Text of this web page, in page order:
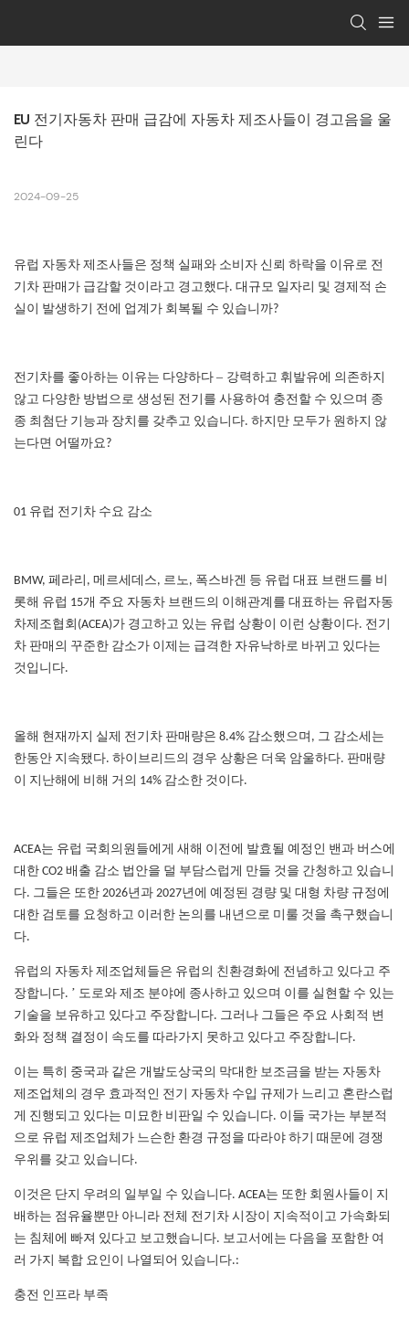
EU 전기자동차 판매 급감에 자동차 제조사들이 경고음을 울
린다
2024-09-25
유럽 ​​자동차 제조사들은 정책 실패와 소비자 신뢰 하락을 이유로 전
기차 판매가 급감할 것이라고 경고했다. 대규모 일자리 및 경제적 손
실이 발생하기 전에 업계가 회복될 수 있습니까?
전기차를 좋아하는 이유는 다양하다 – 강력하고 휘발유에 의존하지
않고 다양한 방법으로 생성된 전기를 사용하여 충전할 수 있으며 종
종 최첨단 기능과 장치를 갖추고 있습니다. 하지만 모두가 원하지 않
는다면 어떨까요?
01 유럽 전기차 수요 감소
BMW, 페라리, 메르세데스, 르노, 폭스바겐 등 유럽 대표 브랜드를 비
롯해 유럽 15개 주요 자동차 브랜드의 이해관계를 대표하는 유럽자동
차제조협회(ACEA)가 경고하고 있는 유럽 상황이 이런 상황이다. 전기
차 판매의 꾸준한 감소가 이제는 급격한 자유낙하로 바뀌고 있다는
것입니다.
올해 현재까지 실제 전기차 판매량은 8.4% 감소했으며, 그 감소세는
한동안 지속됐다. 하이브리드의 경우 상황은 더욱 암울하다. 판매량
이 지난해에 비해 거의 14% 감소한 것이다.
ACEA는 유럽 국회의원들에게 새해 이전에 발효될 예정인 밴과 버스에
대한 CO2 배출 감소 법안을 덜 부담스럽게 만들 것을 간청하고 있습니
다. 그들은 또한 2026년과 2027년에 예정된 경량 및 대형 차량 규정에
대한 검토를 요청하고 이러한 논의를 내년으로 미룰 것을 촉구했습니
다.
유럽의 자동차 제조업체들은 유럽의 친환경화에 전념하고 있다고 주
장합니다. ’ 도로와 제조 분야에 종사하고 있으며 이를 실현할 수 있는
기술을 보유하고 있다고 주장합니다. 그러나 그들은 주요 사회적 변
화와 정책 결정이 속도를 따라가지 못하고 있다고 주장합니다.
이는 특히 중국과 같은 개발도상국의 막대한 보조금을 받는 자동차
제조업체의 경우 효과적인 전기 자동차 수입 규제가 느리고 혼란스럽
게 진행되고 있다는 미묘한 비판일 수 있습니다. 이들 국가는 부분적
으로 유럽 제조업체가 느슨한 환경 규정을 따라야 하기 때문에 경쟁
우위를 갖고 있습니다.
이것은 단지 우려의 일부일 수 있습니다. ACEA는 또한 회원사들이 지
배하는 점유율뿐만 아니라 전체 전기차 시장이 지속적이고 가속화되
는 침체에 빠져 있다고 보고했습니다. 보고서에는 다음을 포함한 여
러 가지 복합 요인이 나열되어 있습니다.:
충전 인프라 부족